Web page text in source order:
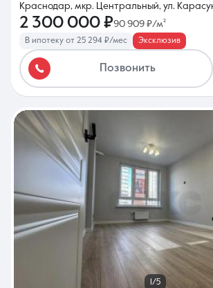
Краснодар, мкр. Центральный, ул.
2 300 000 ₽90 909 ₽/м²
В ипотеку от 25 294 ₽/мес Эксклюзив
Позвонить
1/5